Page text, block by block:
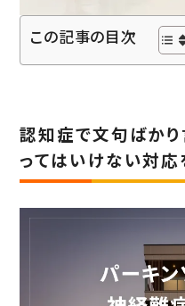
この記事の目次
認知症で文句ばか
ってはいけない対応